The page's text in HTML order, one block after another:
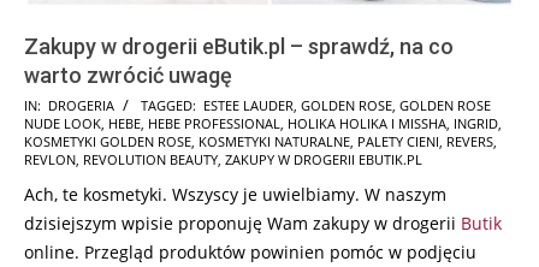
Zakupy w drogerii eButik.pl – sprawdź, na co
warto zwrócić uwagę
2024-
11-
15
IN: DROGERIA TAGGED: ESTEE LAUDER GOLDEN ROSE GOLDEN ROSE
NUDE LOOK HEBE HEBE PROFESSIONAL HOLIKA HOLIKA I MISSHA INGRID
KOSMETYKI GOLDEN ROSE KOSMETYKI NATURALNE PALETY CIENI REVERS
REVLON REVOLUTION BEAUTY ZAKUPY W DROGERII EBUTIK.PL
Ach, te kosmetyki. Wszyscy je uwielbiamy. W naszym
dzisiejszym wpisie proponuję Wam zakupy w drogerii Butik
online. Przegląd produktów powinien pomóc w podjęciu